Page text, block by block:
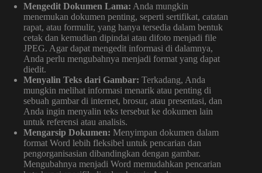
Mengedit Dokumen Lama: Anda mungkin
menemukan dokumen penting, seperti sertifikat, catatan
rapat, atau formulir, yang hanya tersedia dalam bentuk
cetak dan kemudian dipindai atau difoto menjadi file
JPEG. Agar dapat mengedit informasi di dalamnya,
Anda perlu mengubahnya menjadi format yang dapat
diedit.
Menyalin Teks dari Gambar: Terkadang, Anda
mungkin melihat informasi menarik atau penting di
sebuah gambar di internet, brosur, atau presentasi, dan
Anda ingin menyalin teks tersebut ke dokumen lain
untuk referensi atau analisis.
Mengarsip Dokumen: Menyimpan dokumen dalam
format Word lebih fleksibel untuk pencarian dan
pengorganisasian dibandingkan dengan gambar.
Mengubahnya menjadi Word memudahkan pencarian